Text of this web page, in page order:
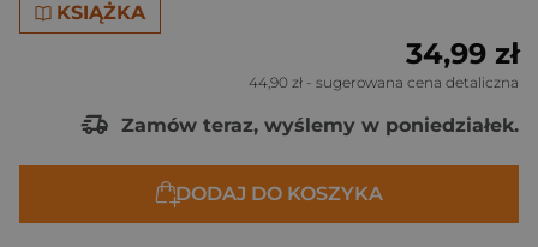
KSIĄŻKA
34,99 zł
44,90 zł - sugerowana cena detaliczna
Zamów teraz, wyślemy w poniedziałek.
DODAJ DO KOSZYKA